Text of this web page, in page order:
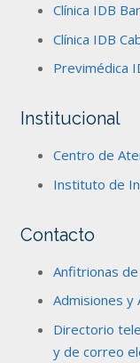
Clínica IDB
Clínica IDB
Previmédica
Institucional
Centro de
Instituto de
Contacto
Anfitrionas
Admisiones y
Directorio
y de correo